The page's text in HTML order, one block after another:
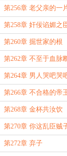
第256章 老父亲的一
第258章 奸佞谄媚之
第260章 掘世家的根
第262章 不至于血脉
第264章 男人哭吧哭
第266章 不合格的帝
第268章 金杯共汝饮
第270章 你这乱臣贼
第272章 弃子